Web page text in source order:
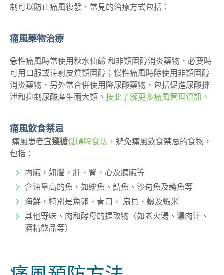
制可以防止痛風復發，常見的治療方式包括：
痛風藥物治療
急性痛風時常使用秋水仙鹼 和非類固醇消炎藥物，必要時
可用口服或注射皮質類固醇；慢性痛風時除使用非類固醇
消炎藥物，另外常合併使用降尿酸藥物，包括促進尿酸排
泄和抑制尿酸產生兩大類。 按此了解更多痛風管理資訊。
痛風飲食禁忌
痛風患者宜遵循低嘌呤食法， 避免痛風飲食禁忌的食物，
包括：
內臟，如腦、肝、腎、心及胰臟等
含油量高的魚，如鯡魚、鯖魚、沙甸魚及鱒魚等
海鮮，特別是魚卵、青口、 扇貝、蠔及蝦米
其他野味、肉和酵母的提取物（如老火湯、濃肉汁、
酒精飲品等）